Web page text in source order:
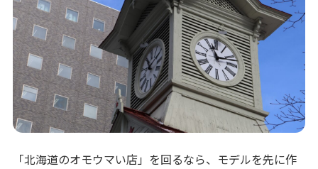
「北海道のオモウマい店」を回るなら、モデルを先に作